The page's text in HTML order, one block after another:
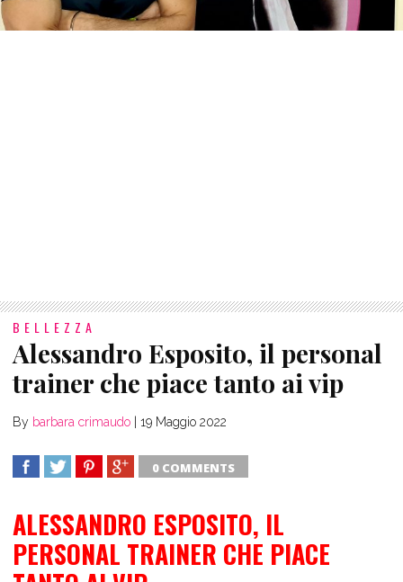
BELLEZZA
Alessandro Esposito, il personal
trainer che piace tanto ai vip
By barbara crimaudo 19 Maggio 2022
0 COMMENTS
ALESSANDRO ESPOSITO, IL
PERSONAL TRAINER CHE PIACE